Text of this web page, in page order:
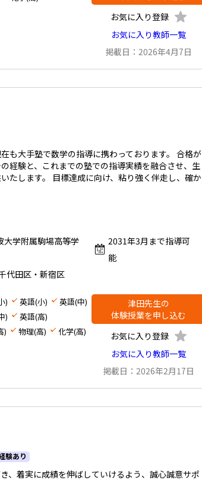
お気に入り登録
お気に入り教師一覧
掲載日：2026年4月7日
も大手塾で数学の指導に携わっております。 合格が
経験と、これまでの塾での指導実績を融合させ、生
たします。 目標達成に向け、粘り強く伴走し、確か
大学附属駒場高等学
2031年3月まで指導可
能
代田区・新宿区
) 英語(小)
英語(中)
)
英語(高)
) 物理(高)
化学(高)
津田先生の
体験授業を申し込む
お気に入り登録
お気に入り教師一覧
掲載日：2026年2月17日
験あり
、着実に成績を伸ばしていけるよう、誠心誠意サポ